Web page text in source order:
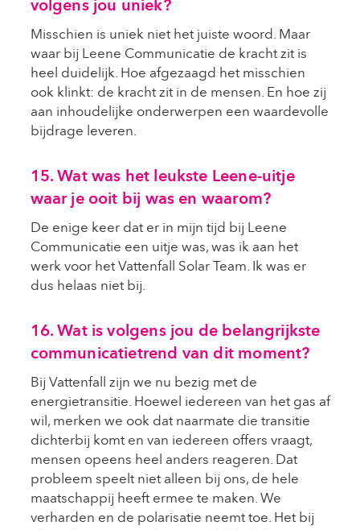
volgens jou uniek?
Misschien is uniek niet het juiste woord. Maar
waar bij Leene Communicatie de kracht zit is
heel duidelijk. Hoe afgezaagd het misschien
ook klinkt: de kracht zit in de mensen. En hoe zij
aan inhoudelijke onderwerpen een waardevolle
bijdrage leveren.
15. Wat was het leukste Leene-uitje
waar je ooit bij was en waarom?
De enige keer dat er in mijn tijd bij Leene
Communicatie een uitje was, was ik aan het
werk voor het Vattenfall Solar Team. Ik was er
dus helaas niet bij.
16. Wat is volgens jou de belangrijkste
communicatietrend van dit moment?
Bij Vattenfall zijn we nu bezig met de
energietransitie. Hoewel iedereen van het gas af
wil, merken we ook dat naarmate die transitie
dichterbij komt en van iedereen offers vraagt,
mensen opeens heel anders reageren. Dat
probleem speelt niet alleen bij ons, de hele
maatschappij heeft ermee te maken. We
verharden en de polarisatie neemt toe. Het bij